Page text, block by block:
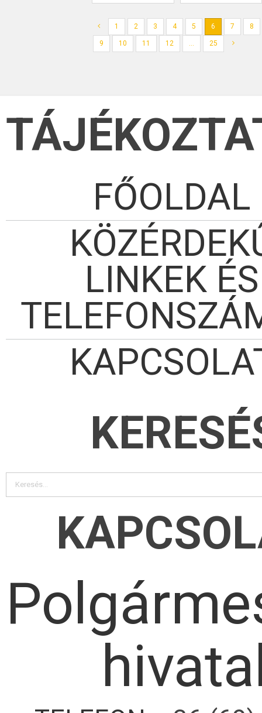
hogy mint általános
könyvtár a lakosság
számára tudjon
nyújtani és, mint iskolai
könyvtár az iskolai
feladatoknak megfelelő
audiovizuális,
számítástechnikai
információhordozókat is.
1 2 3 4 5 6 7 8
9 10 11 12 ... 25
FŐOLDAL
LINKEK ÉS